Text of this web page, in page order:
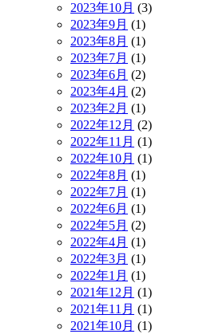
2023年10月 (3)
2023年9月 (1)
2023年8月 (1)
2023年7月 (1)
2023年6月 (2)
2023年4月 (2)
2023年2月 (1)
2022年12月 (2)
2022年11月 (1)
2022年10月 (1)
2022年8月 (1)
2022年7月 (1)
2022年6月 (1)
2022年5月 (2)
2022年4月 (1)
2022年3月 (1)
2022年1月 (1)
2021年12月 (1)
2021年11月 (1)
2021年10月 (1)